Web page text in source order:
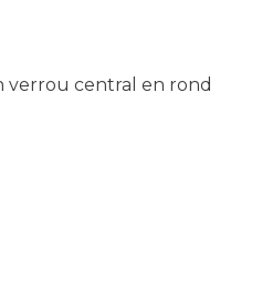
verrou central en rond